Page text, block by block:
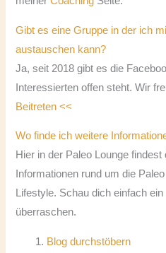
Gibt es eine Gruppe in der ich
austauschen kann?
Ja, seit 2018 gibt es die
Interessierten offen steht. Wir
Beitreten <<
Wo finde ich weitere
Hier in der Paleo Lounge
Informationen rund um die
Lifestyle. Schau dich einfach
überraschen.
Blog durchstöbern